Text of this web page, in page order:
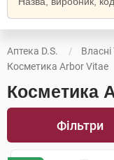
Аптека D.S.
Косметика Arbor Vitae
Косметика
Фільтри